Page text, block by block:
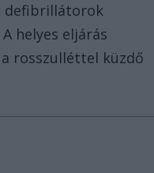
defibrillátorok
helyes eljárás
rosszulléttel küzdő